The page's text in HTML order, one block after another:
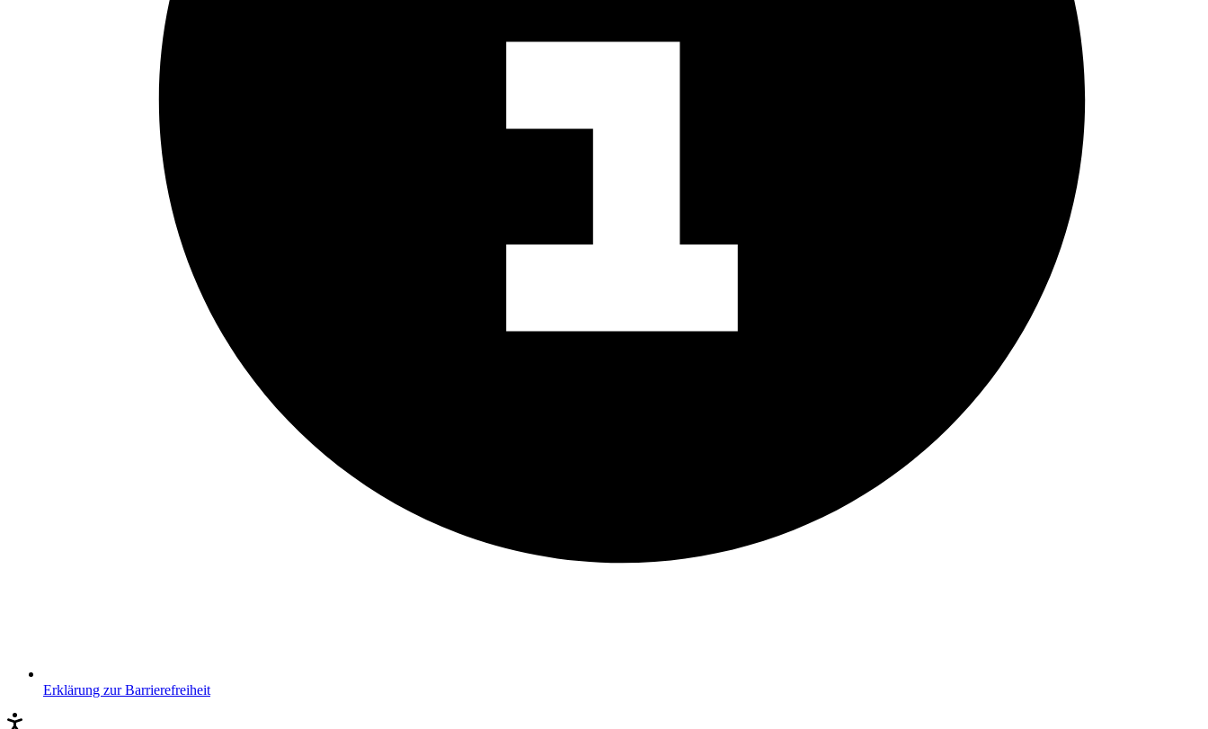
Erklärung zur Barrierefreiheit